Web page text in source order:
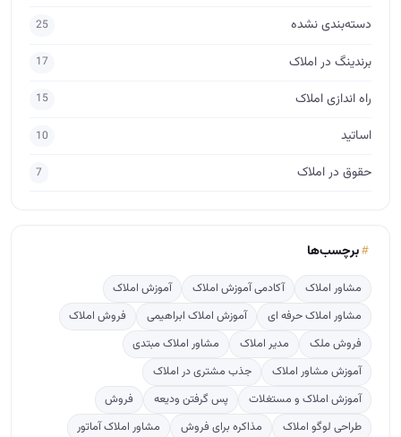
دسته‌بندی نشده 25
برندینگ در املاک 17
راه اندازی املاک 15
اساتید 10
حقوق در املاک 7
برچسب‌ها
مشاور املاک آکادمی آموزش املاک
آموزش املاک
مشاور املاک حرفه ای
آموزش املاک ابراهیمی
فروش املاک
فروش ملک
مدیر املاک
مشاور املاک مبتدی
آموزش مشاور املاک
جذب مشتری در املاک
آموزش املاک و مستغلات
پس گرفتن ودیعه
فروش
طراحی لوگو املاک
مذاکره برای فروش
مشاور املاک آماتور